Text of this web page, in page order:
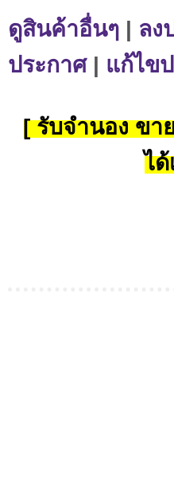
ดูสินค้าอื่นๆ | ลง
ประกาศ| แก้ไข
[ รับจำนอง ขา
ไ